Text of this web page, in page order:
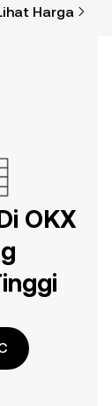
Harga
OKX